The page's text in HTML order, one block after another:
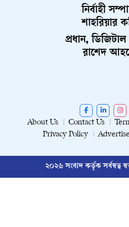
নির্বাহী
শাহরিয়ার
প্রধান,
রাশেদ
About Us Contact Us
Privacy Policy
২০২৬ সংবাদ কর্তৃক সর্বস্বত্ব